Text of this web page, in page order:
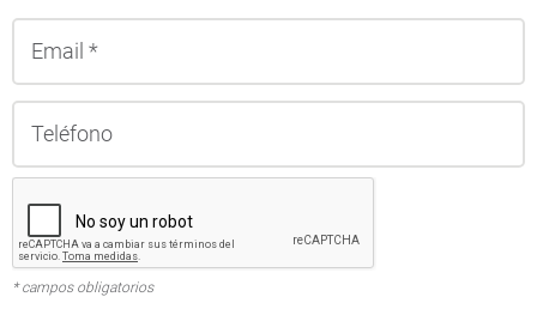
* campos obligatorios